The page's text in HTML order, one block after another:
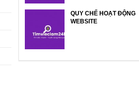
QUY CHẾ HOẠT ĐỘNG
WEBSITE